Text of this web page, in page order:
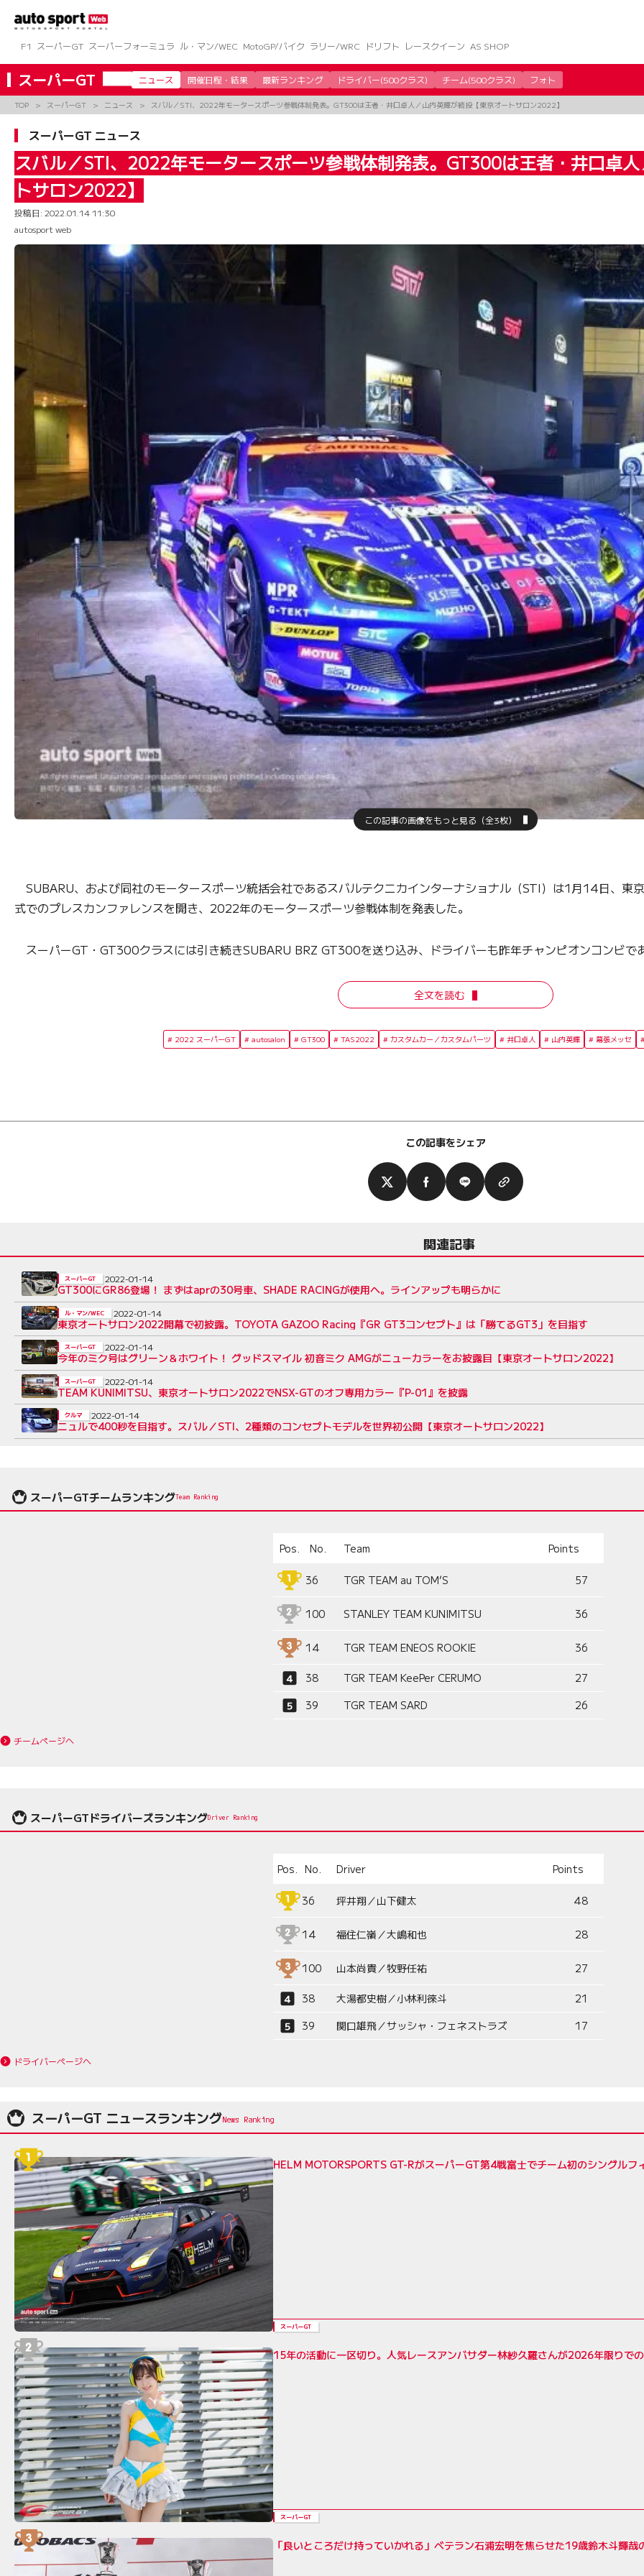
ツ
へ
ス
キ
ッ
F1
スーパーGT スーパーフォーミュラ ル・マン/WEC MotoGP/バイク ラリー/WRC ドリフト レースクイーン AS SHOP
スーパーGT ニュース 開催日程・結果 最新ランキング ドライバー(500クラス) チーム(500クラス) フォト
TOP スーパーGT ニュース スバル／STI、2022年モータースポーツ参戦体制発表。GT300は王者・井口卓人／山内英輝が続投【東京オートサロン2022】
スーパーGT ニュース
スバル／STI、2022年モータースポーツ参戦体制発表。GT300は王者・井口卓
トサロン2022】
投稿日: 2022.01.14 11:30
autosport web
この記事の画像をもっと見る（全3枚）
SUBARU、および同社のモータースポーツ統括会社であるスバルテクニカインターナショナル（STI）は1月14日、東
式でのプレスカンファレンスを開き、2022年のモータースポーツ参戦体制を発表した。
スーパーGT・GT300クラスには引き続きSUBARU BRZ GT300を送り込み、ドライバーも昨年チャンピオンコンビで
全文を読む
2022 スーパーGT autosalon GT300 TAS2022 カスタムカー／カスタムパーツ 井口卓人 山内英輝 幕張メッセ
この記事をシェア
関連記事
GT300にGR86登場！ まずはaprの30号車、SHADE RACINGが使用へ。ラインアップも明らかに
スーパーGT 2022-01-14
東京オートサロン2022開幕で初披露。TOYOTA GAZOO Racing『GR GT3コンセプト』は「勝てるGT3」を目指す
ル・マン/WEC 2022-01-14
今年のミク号はグリーン＆ホワイト！ グッドスマイル 初音ミク AMGがニューカラーをお披露目【東京オートサロン2022】
スーパーGT 2022-01-14
TEAM KUNIMITSU、東京オートサロン2022でNSX-GTのオフ専用カラー『P-01』を披露
スーパーGT 2022-01-14
ニュルで400秒を目指す。スバル／STI、2種類のコンセプトモデルを世界初公開【東京オートサロン2022】
クルマ 2022-01-14
スーパーGTチームランキングTeam Ranking
Pos. No. Team Points
36 TGR TEAM au TOM’S 57
100 STANLEY TEAM KUNIMITSU 36
14 TGR TEAM ENEOS ROOKIE 36
38 TGR TEAM KeePer CERUMO
27
39
TGR TEAM SARD 26
チームページへ
スーパーGTドライバーズランキングDriver Ranking
Pos. No. Driver Points
36 坪井翔／山下健太 48
14 福住仁嶺／大嶋和也 28
100 山本尚貴／牧野任祐 27
38 大湯都史樹／小林利徠斗
21
39
関口雄飛／サッシャ・フェネストラズ 17
ドライバーページへ
スーパーGT ニュースランキング
HELM MOTORSPORTS GT-RがスーパーGT第4戦富士でチーム初のシングルフ
スーパーGT
15年の活動に一区切り。人気レースアンバサダー林紗久羅さんが2026年限りで
スーパーGT
「良いところだけ持っていかれる」ベテラン石浦宏明を焦らせた19歳鈴木斗輝